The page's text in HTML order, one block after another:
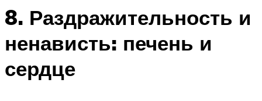
8. Раздражительность и
ненависть: печень и
сердце